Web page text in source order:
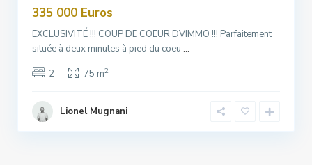
335 000 Euros
EXCLUSIVITÉ !!! COUP DE COEUR DVIMMO !!! Parfaitement
située à deux minutes à pied du coeu...
2
75 m2
Lionel Mugnani